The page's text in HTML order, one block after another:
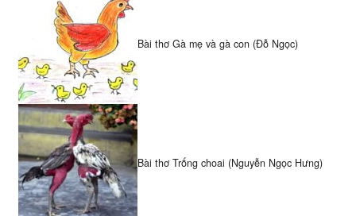
Bài thơ Gà mẹ và gà con (Đỗ Ngọc)
Bài thơ Trống choai (Nguyễn Ngọc Hưng)